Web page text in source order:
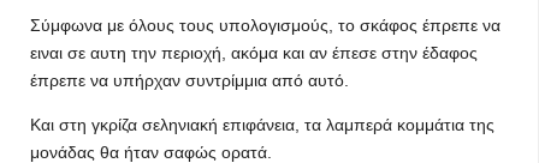
Σύμφωνα με όλους τους υπολογισμούς, το σκάφος έπρεπε να
ειναι σε αυτη την περιοχή, ακόμα και αν έπεσε στην έδαφος
έπρεπε να υπήρχαν συντρίμμια από αυτό.
Και στη γκρίζα σεληνιακή επιφάνεια, τα λαμπερά κομμάτια της
μονάδας θα ήταν σαφώς ορατά.